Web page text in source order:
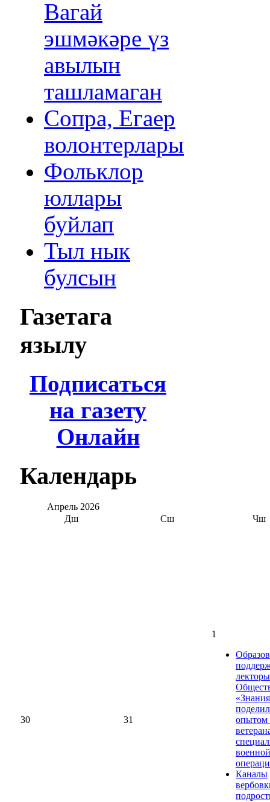
Вагай
эшмәкәре үз
авылын
ташламаган
Сопра, Егаер
волонтерлары
Фольклор
юллары
буйлап
Тыл нык
булсын
Газетага
язылу
Подписаться
на газету
Онлайн
Календарь
Апрель 2026
Дш
Сш Чш
30 31
1
лекторы
опытом
военной
Каналы